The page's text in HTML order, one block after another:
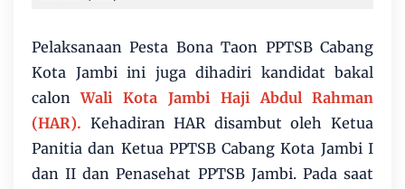
Pelaksanaan Pesta Bona Taon PPTSB Cabang
Kota Jambi ini juga dihadiri kandidat bakal
calonWali Kota Jambi Haji Abdul Rahman
(HAR). Kehadiran HAR disambut oleh Ketua
Panitia dan Ketua PPTSB Cabang Kota Jambi I
dan II dan Penasehat PPTSB Jambi. Pada saat